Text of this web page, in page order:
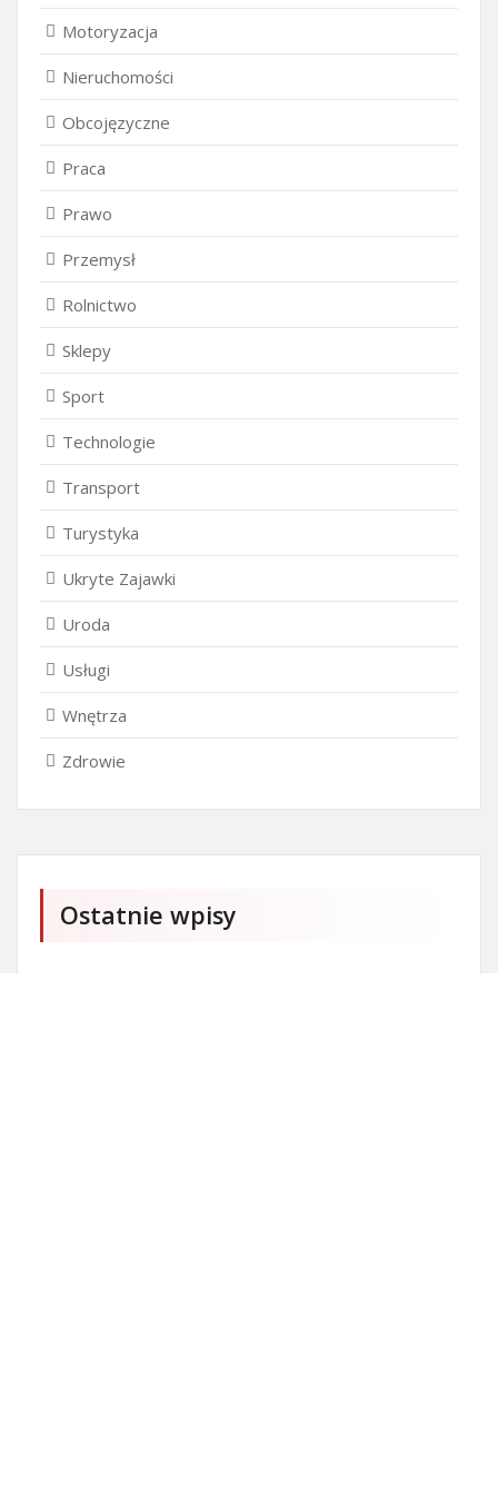
Motoryzacja
Nieruchomości
Obcojęzyczne
Praca
Prawo
Przemysł
Rolnictwo
Sklepy
Sport
Technologie
Transport
Turystyka
Ukryte Zajawki
Uroda
Usługi
Wnętrza
Zdrowie
Ostatnie wpisy